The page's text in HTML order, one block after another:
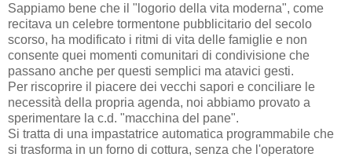
Sappiamo bene che il "logorio della vita moderna", come
recitava un celebre tormentone pubblicitario del secolo
scorso, ha modificato i ritmi di vita delle famiglie e non
consente quei momenti comunitari di condivisione che
passano anche per questi semplici ma atavici gesti.
Per riscoprire il piacere dei vecchi sapori e conciliare le
necessità della propria agenda, noi abbiamo provato a
sperimentare la c.d. "macchina del pane".
Si tratta di una impastatrice automatica programmabile che
si trasforma in un forno di cottura, senza che l'operatore